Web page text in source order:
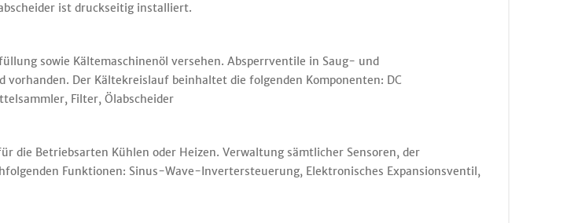
ist druckseitig installiert.
sowie Kältemaschinenöl versehen. Absperrventile in Saug- und
Der Kältekreislauf beinhaltet die folgenden Komponenten: DC
Filter, Ölabscheider
die Betriebsarten Kühlen oder Heizen. Verwaltung sämtlicher Sensoren, der
Funktionen: Sinus-Wave-Invertersteuerung, Elektronisches Expansionsventil,